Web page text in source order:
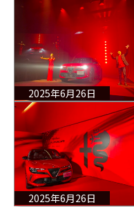
2025年6月26日
2025年6月26日